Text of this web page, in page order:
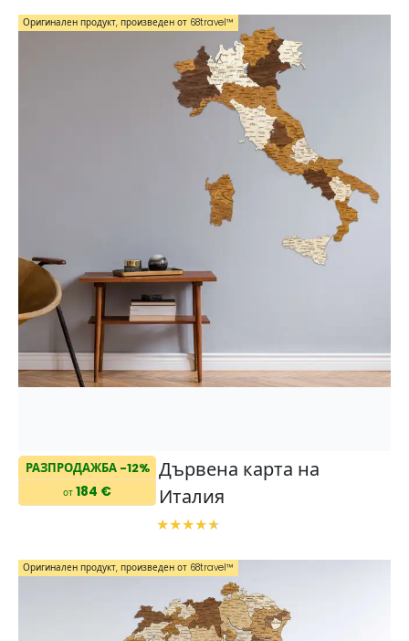
РАЗПРОДАЖБА -12%
от 184 €
Дървена карта на
Италия
Оригинален продукт, произведен от 68travel™️
Оригинален продукт, произведен от 68travel™️